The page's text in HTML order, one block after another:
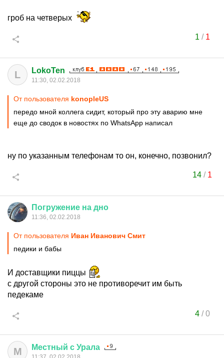
гроб на четверых
1 / 1
L LokoTen
11:30, 02.02.2018
От пользователя konopleUS
передо мной коллега сидит, который про эту аварию мне
еще до сводок в новостях по WhatsApp написал
ну по указанным телефонам то он, конечно, позвонил?
14 / 1
Погружение на дно
11:36, 02.02.2018
От пользователя Иван Иванович Смит
педики и бабы
И доставщики пиццы
с другой стороны это не противоречит им быть
педекаме
4/0
М Местный с Урала